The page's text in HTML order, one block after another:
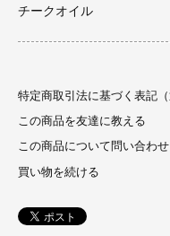
チークオイル
特定商取引法に基づく表記（
この商品を友達に教える
この商品について問い合わ
買い物を続ける